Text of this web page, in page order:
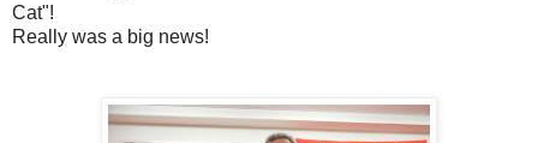
Cat"!
Really was a big news!